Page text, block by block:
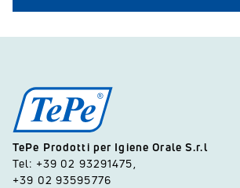
TePe Prodotti per Igiene Orale S.r.l
Tel: +39 02 93291475,
+39 02 93595776